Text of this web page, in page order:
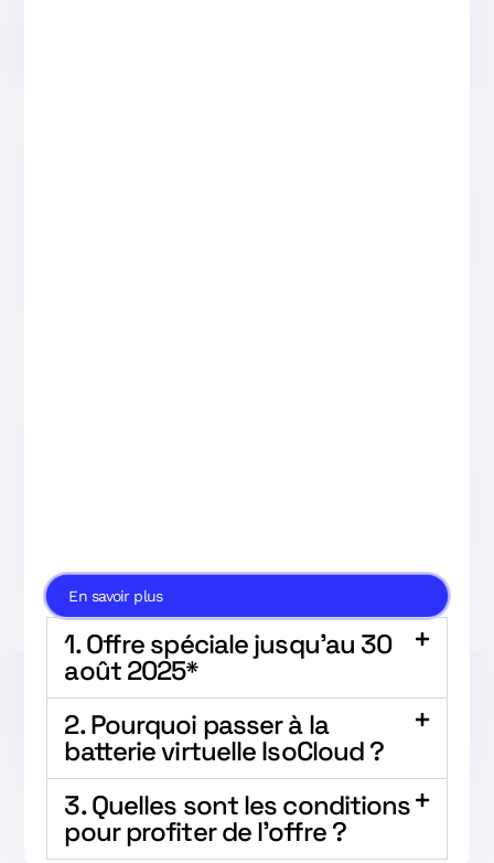
En savoir plus
1. Offre spéciale jusqu’au 30
août 2025*
2. Pourquoi passer à la
batterie virtuelle IsoCloud ?
3. Quelles sont les conditions
pour profiter de l'offre ?